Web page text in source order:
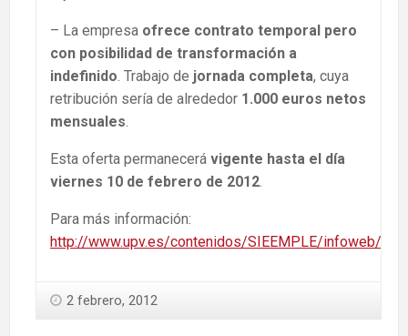
– La empresa ofrece contrato temporal pero
con posibilidad de transformación a
indefinido . Trabajo de jornada completa, cuya
retribución sería de alrededor 1.000 euros netos
mensuales
Esta oferta permanecerá vigente hasta el día
viernes 10 de febrero de 2012
Para más información:
http://www.upv.es/contenidos/SIEEMPLE/infoweb/
2 febrero, 2012